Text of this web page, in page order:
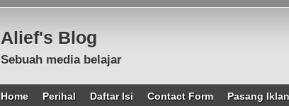
Alief's Blog
Sebuah media belajar
Home Perihal Daftar Isi Contact Form Pasang Iklan